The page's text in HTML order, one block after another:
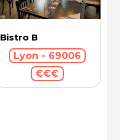
Bistro B
Lyon - 69006
€€€